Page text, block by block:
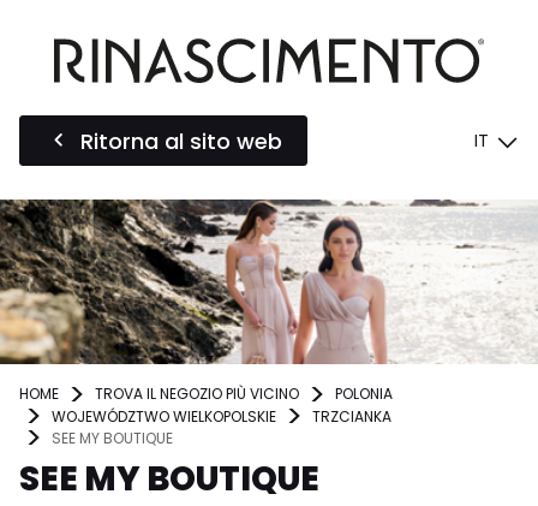
Ritorna al sito web IT
HOME TROVA IL NEGOZIO PIÙ VICINO
POLONIA
WOJEWÓDZTWO WIELKOPOLSKIE
TRZCIANKA
SEE MY BOUTIQUE
SEE MY BOUTIQUE